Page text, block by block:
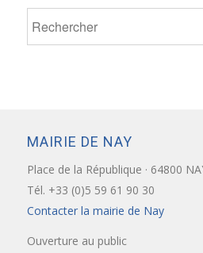
MAIRIE DE NAY
Place de la République · 64800
Tél. +33 (0)5 59 61 90 30
Contacter la mairie de Nay
Ouverture au public